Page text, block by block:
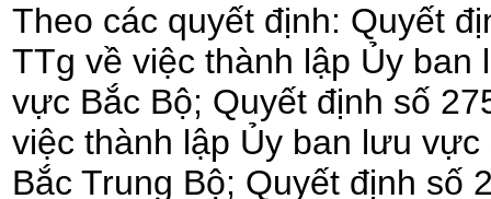
Theo các quyết định: Quyết
TTg về việc thành lập Ủy ban
vực Bắc Bộ; Quyết định số
việc thành lập Ủy ban lưu
Bắc Trung Bộ; Quyết định số